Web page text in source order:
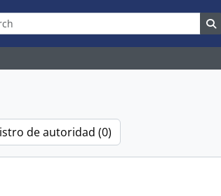
de autoridad (0)